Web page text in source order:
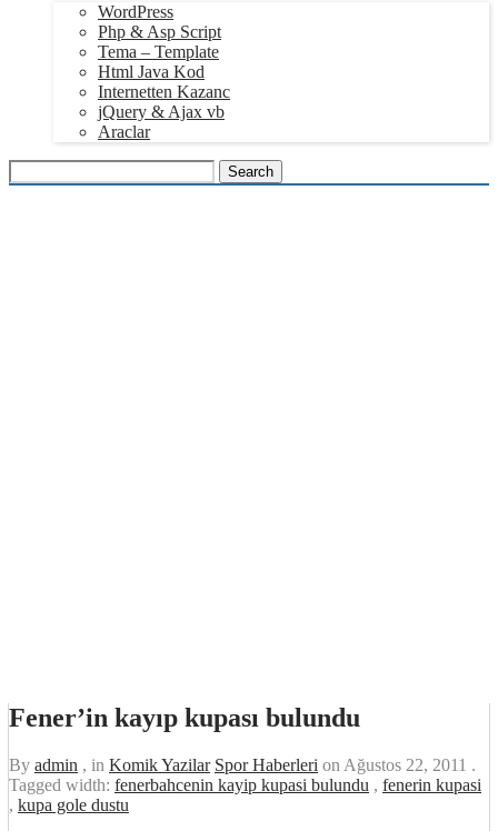
WordPress
Php & Asp Script
Tema – Template
Html Java Kod
Internetten Kazanc
jQuery & Ajax vb
Araclar
Fener’in kayıp kupası bulundu
By admin , in Komik Yazilar Spor Haberleri on Ağustos 22, 2011 .
Tagged width: fenerbahcenin kayip kupasi bulundu , fenerin kupasi
, kupa gole dustu